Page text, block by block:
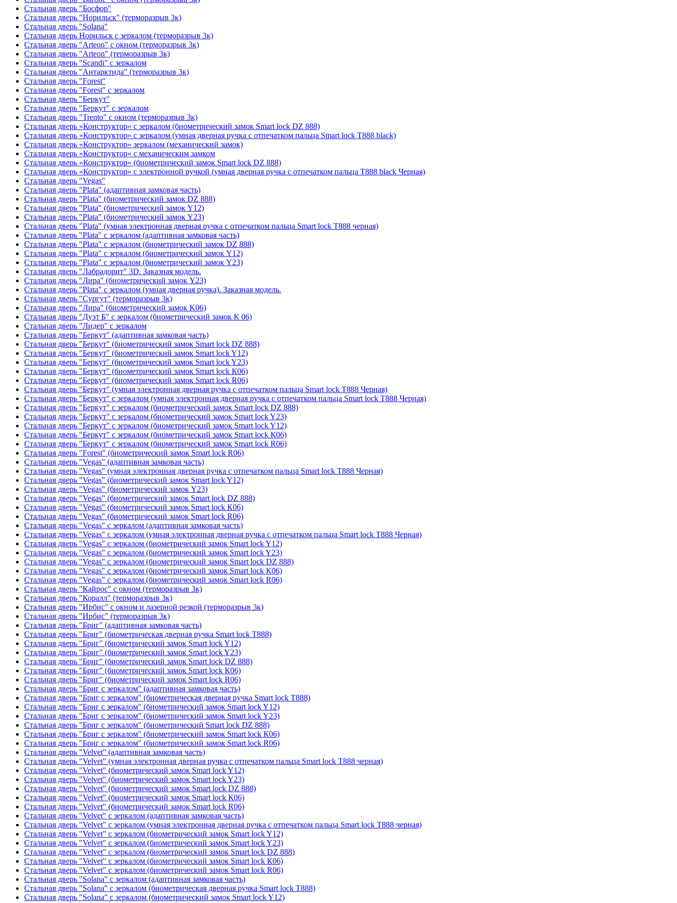
Стальная дверь "Босфор"
Стальная дверь "Норильск" (терморазрыв 3к)
Стальная дверь "Solana"
Стальная дверь Норильск с зеркалом (терморазрыв 3к)
Стальная дверь "Arteon" с окном (терморазрыв 3к)
Стальная дверь "Arteon" (терморазрыв 3к)
Стальная дверь "Scandi" с зеркалом
Стальная дверь "Антарктида" (терморазрыв 3к)
Стальная дверь "Forest"
Стальная дверь "Forest" с зеркалом
Стальная дверь "Беркут"
Стальная дверь "Беркут" с зеркалом
Стальная дверь "Trento" с окном (терморазрыв 3к)
Стальная дверь «Конструктор» с зеркалом (биометрический замок Smart lock DZ 888)
Стальная дверь «Конструктор» с зеркалом (умная дверная ручка с отпечатком пальца Smart lock T888 black)
Стальная дверь «Конструктор» зеркалом (механический замок)
Стальная дверь «Конструктор» с механическим замком
Стальная дверь «Конструктор» (биометрический замок Smart lock DZ 888)
Стальная дверь «Конструктор» с электронной ручкой (умная дверная ручка с отпечатком пальца T888 black Черная)
Стальная дверь "Vegas"
Стальная дверь "Plata" (адаптивная замковая часть)
Стальная дверь "Plata" (биометрический замок DZ 888)
Стальная дверь "Plata" (биометрический замок Y12)
Стальная дверь "Plata" (биометрический замок Y23)
Стальная дверь "Plata" (умная электронная дверная ручка с отпечатком пальца Smart lock T888 черная)
Стальная дверь "Plata" с зеркалом (адаптивная замковая часть)
Стальная дверь "Plata" с зеркалом (биометрический замок DZ 888)
Стальная дверь "Plata" с зеркалом (биометрический замок Y12)
Стальная дверь "Plata" с зеркалом (биометрический замок Y23)
Стальная дверь "Лабрадорит" 3D. Заказная модель.
Стальная дверь "Лира" (биометрический замок Y23)
Стальная дверь "Plata" с зеркалом (умная дверная ручка). Заказная модель.
Стальная дверь "Сургут" (терморазрыв 3к)
Стальная дверь "Лира" (биометрический замок K06)
Стальная дверь "Дуэт Б" с зеркалом (биометрический замок К 06)
Стальная дверь "Лидер" с зеркалом
Стальная дверь "Беркут" (адаптивная замковая часть)
Стальная дверь "Беркут" (биометрический замок Smart lock DZ 888)
Стальная дверь "Беркут" (биометрический замок Smart lock Y12)
Стальная дверь "Беркут" (биометрический замок Smart lock Y23)
Стальная дверь "Беркут" (биометрический замок Smart lock К06)
Стальная дверь "Беркут" (биометрический замок Smart lock R06)
Стальная дверь "Беркут" (умная электронная дверная ручка с отпечатком пальца Smart lock T888 Черная)
Стальная дверь "Беркут" с зеркалом (умная электронная дверная ручка с отпечатком пальца Smart lock T888 Черная)
Стальная дверь "Беркут" с зеркалом (биометрический замок Smart lock DZ 888)
Стальная дверь "Беркут" с зеркалом (биометрический замок Smart lock Y23)
Стальная дверь "Беркут" с зеркалом (биометрический замок Smart lock Y12)
Стальная дверь "Беркут" с зеркалом (биометрический замок Smart lock К06)
Стальная дверь "Беркут" с зеркалом (биометрический замок Smart lock R06)
Стальная дверь "Forest" (биометрический замок Smart lock R06)
Стальная дверь "Vegas" (адаптивная замковая часть)
Стальная дверь "Vegas" (умная электронная дверная ручка с отпечатком пальца Smart lock T888 Черная)
Стальная дверь "Vegas" (биометрический замок Smart lock Y12)
Стальная дверь "Vegas" (биометрический замок Y23)
Стальная дверь "Vegas" (биометрический замок Smart lock DZ 888)
Стальная дверь "Vegas" (биометрический замок Smart lock К06)
Стальная дверь "Vegas" (биометрический замок Smart lock R06)
Стальная дверь "Vegas" с зеркалом (адаптивная замковая часть)
Стальная дверь "Vegas" с зеркалом (умная электронная дверная ручка с отпечатком пальца Smart lock T888 Черная)
Стальная дверь "Vegas" с зеркалом (биометрический замок Smart lock Y12)
Стальная дверь "Vegas" с зеркалом (биометрический замок Smart lock Y23)
Стальная дверь "Vegas" с зеркалом (биометрический замок Smart lock DZ 888)
Стальная дверь "Vegas" с зеркалом (биометрический замок Smart lock К06)
Стальная дверь "Vegas" с зеркалом (биометрический замок Smart lock R06)
Стальная дверь "Кайрос" с окном (терморазрыв 3к)
Стальная дверь "Коралл" (терморазрыв 3к)
Стальная дверь "Ирбис" с окном и лазерной резкой (терморазрыв 3к)
Стальная дверь "Ирбис" (терморазрыв 3к)
Стальная дверь "Бриг" (адаптивная замковая часть)
Стальная дверь "Бриг" (биометрическая дверная ручка Smart lock T888)
Стальная дверь "Бриг" (биометрический замок Smart lock Y12)
Стальная дверь "Бриг" (биометрический замок Smart lock Y23)
Стальная дверь "Бриг" (биометрический замок Smart lock DZ 888)
Стальная дверь "Бриг" (биометрический замок Smart lock К06)
Стальная дверь "Бриг" (биометрический замок Smart lock R06)
Стальная дверь "Бриг с зеркалом" (адаптивная замковая часть)
Стальная дверь "Бриг с зеркалом" (биометрическая дверная ручка Smart lock T888)
Стальная дверь "Бриг с зеркалом" (биометрический замок Smart lock Y12)
Стальная дверь "Бриг с зеркалом" (биометрический замок Smart lock Y23)
Стальная дверь "Бриг с зеркалом" (биометрический Smart lock DZ 888)
Стальная дверь "Бриг с зеркалом" (биометрический замок Smart lock К06)
Стальная дверь "Бриг с зеркалом" (биометрический замок Smart lock R06)
Стальная дверь "Velvet" (адаптивная замковая часть)
Стальная дверь "Velvet" (умная электронная дверная ручка с отпечатком пальца Smart lock T888 черная)
Стальная дверь "Velvet" (биометрический замок Smart lock Y12)
Стальная дверь "Velvet" (биометрический замок Smart lock Y23)
Стальная дверь "Velvet" (биометрический замок Smart lock DZ 888)
Стальная дверь "Velvet" (биометрический замок Smart lock К06)
Стальная дверь "Velvet" (биометрический замок Smart lock R06)
Стальная дверь "Velvet" с зеркалом (адаптивная замковая часть)
Стальная дверь "Velvet" с зеркалом (умная электронная дверная ручка с отпечатком пальца Smart lock T888 черная)
Стальная дверь "Velvet" с зеркалом (биометрический замок Smart lock Y12)
Стальная дверь "Velvet" с зеркалом (биометрический замок Smart lock Y23)
Стальная дверь "Velvet" с зеркалом (биометрический замок Smart lock DZ 888)
Стальная дверь "Velvet" с зеркалом (биометрический замок Smart lock К06)
Стальная дверь "Velvet" с зеркалом (биометрический замок Smart lock R06)
Стальная дверь "Solana" с зеркалом (адаптивная замковая часть)
Стальная дверь "Solana" с зеркалом (биометрическая дверная ручка Smart lock T888)
Стальная дверь "Solana" с зеркалом (биометрический замок Smart lock Y12)